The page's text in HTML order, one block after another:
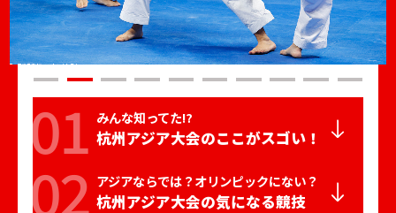
みんな知ってた⁉
杭州アジア大会のここがスゴい！
アジアならでは？オリンピックにない？
杭州アジア大会の気になる競技